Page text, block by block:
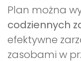
Plan można
codziennych
efektywne
zasobami w